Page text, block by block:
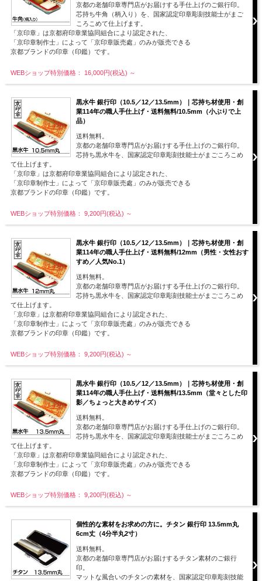
京都の老舗印章専門店がお届けする手仕上げのご銀行印。
芯持ち牛角（柄入り）を、国家認定印章彫刻技能士がまご
ころこめて仕上げます。
「京印章」は京都府印章業協同組合により認定された、
「京印章制作士」によって「京印章販売處」のみが販売できる
京都ブランドの印章（印鑑）です。
WEBショップ特別価格： 16,000円(税込) ～
黒水牛 銀行印（10.5／12／13.5mm）｜芯持ち材使用・創
業114年の職人手仕上げ・送料無料/10.5mm（小ぶりで上
品）
送料無料。
京都の老舗印章専門店がお届けする手仕上げのご銀行印。
芯持ち黒水牛を、国家認定印章彫刻技能士がまごころこめ
て仕上げます。
「京印章」は京都府印章業協同組合により認定された、
「京印章制作士」によって「京印章販売處」のみが販売できる
京都ブランドの印章（印鑑）です。
WEBショップ特別価格： 9,200円(税込) ～
黒水牛 銀行印（10.5／12／13.5mm）｜芯持ち材使用・創
業114年の職人手仕上げ・送料無料/12mm（男性・女性おす
すめ／人気No.1）
送料無料。
京都の老舗印章専門店がお届けする手仕上げのご銀行印。
芯持ち黒水牛を、国家認定印章彫刻技能士がまごころこめ
て仕上げます。
「京印章」は京都府印章業協同組合により認定された、
「京印章制作士」によって「京印章販売處」のみが販売できる
京都ブランドの印章（印鑑）です。
WEBショップ特別価格： 9,200円(税込) ～
黒水牛 銀行印（10.5／12／13.5mm）｜芯持ち材使用・創
業114年の職人手仕上げ・送料無料/13.5mm（堂々とした印
影／ちょっと大きめサイズ）
送料無料。
京都の老舗印章専門店がお届けする手仕上げのご銀行印。
芯持ち黒水牛を、国家認定印章彫刻技能士がまごころこめ
て仕上げます。
「京印章」は京都府印章業協同組合により認定された、
「京印章制作士」によって「京印章販売處」のみが販売できる
京都ブランドの印章（印鑑）です。
WEBショップ特別価格： 9,200円(税込) ～
個性的な素材をお求めの方に。チタン 銀行印 13.5mm丸
6cm丈（4分半丸2寸）
送料無料。
京都の老舗印章専門店がお届けするチタン素材のご銀行
印。
マットな風合いのチタンの素材を、国家認定印章彫刻技能